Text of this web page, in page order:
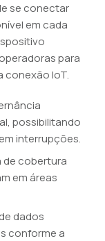
se conectar
em cada
para
conexão IoT.
possibilitando
interrupções.
de cobertura
em áreas
dados
conforme a